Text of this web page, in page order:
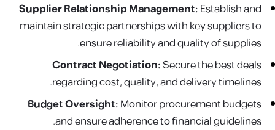
Supplier Relationship Management:Establish and
maintain strategic partnerships with key suppliers to
ensure reliability and quality of supplies.
Contract Negotiation:Secure the best deals
regarding cost, quality, and delivery timelines.
Budget Oversight:Monitor procurement budgets
and ensure adherence to financial guidelines.